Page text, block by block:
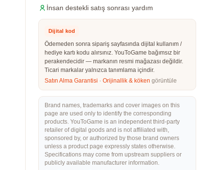
İnsan destekli satış sonrası yardım
Dijital kod
Ödemeden sonra sipariş sayfasında dijital kullanım /
hediye kartı kodu alırsınız. YouToGame bağımsız bir
perakendecidir — markanın resmi mağazası değildir.
Ticari markalar yalnızca tanımlama içindir.
Satın Alma Garantisi · Orijinallik & köken görüntüle
Brand names, trademarks and cover images on this
page are used only to identify the corresponding
products. YouToGame is an independent third-party
retailer of digital goods and is not affiliated with,
sponsored by, or authorized by those brand owners
unless a product page expressly states otherwise.
Specifications may come from upstream suppliers or
publicly available manufacturer information.